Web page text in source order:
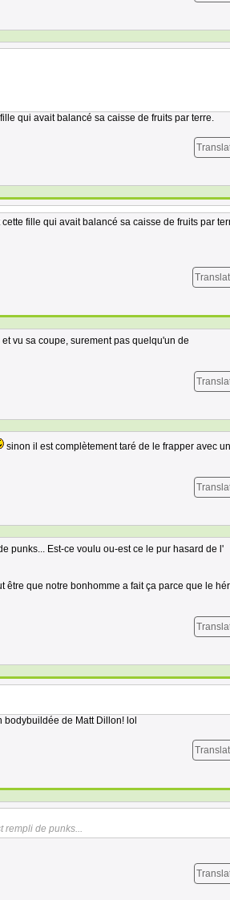
qui avait balancé sa caisse de fruits par terre.
fille qui avait balancé sa caisse de fruits par
vu sa coupe, surement pas quelqu'un de
sinon il est complètement taré de le frapper avec un
punks... Est-ce voulu ou-est ce le pur hasard de l'
être que notre bonhomme a fait ça parce que le
bodybuildée de Matt Dillon! lol
rempli de punks...